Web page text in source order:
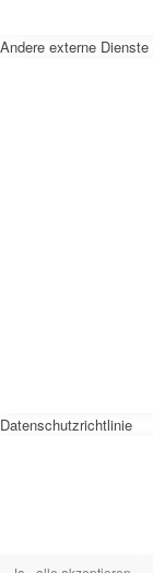
Andere externe Dienste
Datenschutzrichtlinie